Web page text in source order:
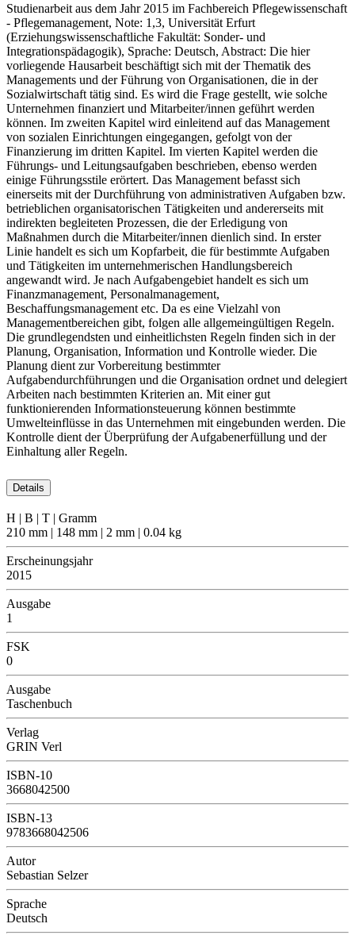
Studienarbeit aus dem Jahr 2015 im Fachbereich Pflegewissenschaft
- Pflegemanagement, Note: 1,3, Universität Erfurt
(Erziehungswissenschaftliche Fakultät: Sonder- und
Integrationspädagogik), Sprache: Deutsch, Abstract: Die hier
vorliegende Hausarbeit beschäftigt sich mit der Thematik des
Managements und der Führung von Organisationen, die in der
Sozialwirtschaft tätig sind. Es wird die Frage gestellt, wie solche
Unternehmen finanziert und Mitarbeiter/innen geführt werden
können. Im zweiten Kapitel wird einleitend auf das Management
von sozialen Einrichtungen eingegangen, gefolgt von der
Finanzierung im dritten Kapitel. Im vierten Kapitel werden die
Führungs- und Leitungsaufgaben beschrieben, ebenso werden
einige Führungsstile erörtert. Das Management befasst sich
einerseits mit der Durchführung von administrativen Aufgaben bzw.
betrieblichen organisatorischen Tätigkeiten und andererseits mit
indirekten begleiteten Prozessen, die der Erledigung von
Maßnahmen durch die Mitarbeiter/innen dienlich sind. In erster
Linie handelt es sich um Kopfarbeit, die für bestimmte Aufgaben
und Tätigkeiten im unternehmerischen Handlungsbereich
angewandt wird. Je nach Aufgabengebiet handelt es sich um
Finanzmanagement, Personalmanagement,
Beschaffungsmanagement etc. Da es eine Vielzahl von
Managementbereichen gibt, folgen alle allgemeingültigen Regeln.
Die grundlegendsten und einheitlichsten Regeln finden sich in der
Planung, Organisation, Information und Kontrolle wieder. Die
Planung dient zur Vorbereitung bestimmter
Aufgabendurchführungen und die Organisation ordnet und delegiert
Arbeiten nach bestimmten Kriterien an. Mit einer gut
funktionierenden Informationsteuerung können bestimmte
Umwelteinflüsse in das Unternehmen mit eingebunden werden. Die
Kontrolle dient der Überprüfung der Aufgabenerfüllung und der
Einhaltung aller Regeln.
Details
H | B | T | Gramm
210 mm | 148 mm | 2 mm | 0.04 kg
Erscheinungsjahr
2015
Ausgabe
1
FSK
0
Ausgabe
Taschenbuch
Verlag
GRIN Verl
ISBN-10
3668042500
ISBN-13
9783668042506
Autor
Sebastian Selzer
Sprache
Deutsch